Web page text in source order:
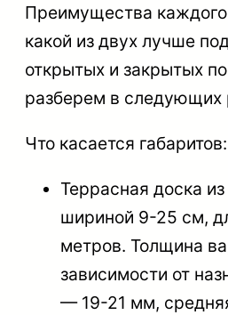
Преимущества каждого
какой из двух лучше
открытых и закрытых
разберем в следующих
Что касается габаритов:
Террасная доска
шириной 9-25 см,
метров. Толщина
зависимости от
— 19-21 мм,